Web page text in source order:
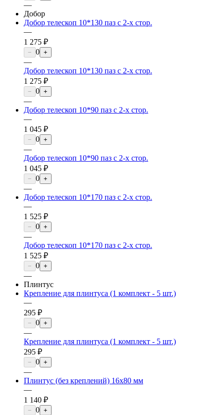
—
Добор
Добор телескоп 10*130 паз с 2-х стор.
—
1 275 ₽
− 0 +
—
Добор телескоп 10*130 паз с 2-х стор.
1 275 ₽
− 0 +
—
Добор телескоп 10*90 паз с 2-х стор.
—
1 045 ₽
− 0 +
—
Добор телескоп 10*90 паз с 2-х стор.
1 045 ₽
− 0 +
—
Добор телескоп 10*170 паз с 2-х стор.
—
1 525 ₽
− 0 +
—
Добор телескоп 10*170 паз с 2-х стор.
1 525 ₽
− 0 +
—
Плинтус
Крепление для плинтуса (1 комплект - 5 шт.)
—
295 ₽
− 0 +
—
Крепление для плинтуса (1 комплект - 5 шт.)
295 ₽
− 0 +
—
Плинтус (без креплений) 16х80 мм
—
1 140 ₽
− 0 +